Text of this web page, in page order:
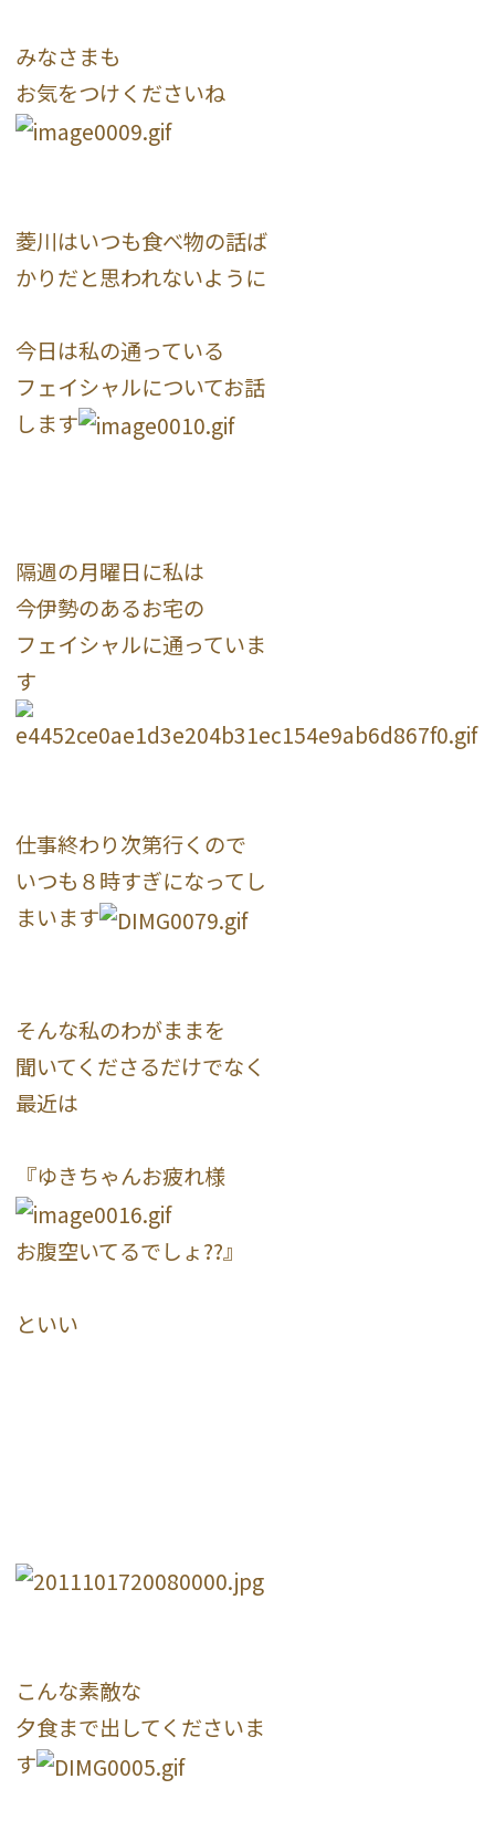
みなさまも
お気をつけくださいね
菱川はいつも食べ物の話ば
かりだと思われないように
今日は私の通っている
フェイシャルについてお話
します
隔週の月曜日に私は
今伊勢のあるお宅の
フェイシャルに通っていま
す
仕事終わり次第行くので
いつも８時すぎになってし
まいます
そんな私のわがままを
聞いてくださるだけでなく
最近は
『ゆきちゃんお疲れ様
お腹空いてるでしょ??』
といい
こんな素敵な
夕食まで出してくださいま
す